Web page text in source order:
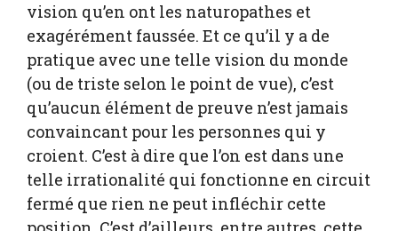
vision qu’en ont les naturopathes et
exagérément faussée. Et ce qu’il y a de
pratique avec une telle vision du monde
(ou de triste selon le point de vue), c’est
qu’aucun élément de preuve n’est jamais
convaincant pour les personnes qui y
croient. C’est à dire que l’on est dans une
telle irrationalité qui fonctionne en circuit
fermé que rien ne peut infléchir cette